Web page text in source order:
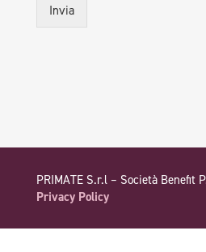
Invia
PRIMATE S.r.l – Società Benefit
Privacy Policy